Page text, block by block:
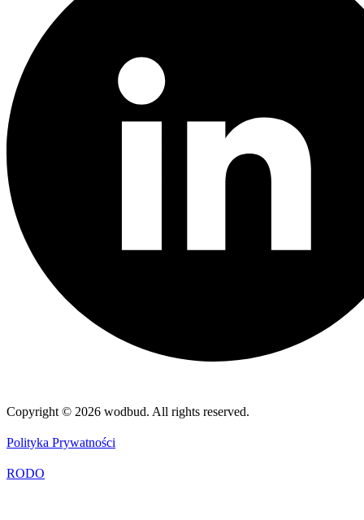
Copyright © 2026 wodbud. All rights reserved.
Polityka Prywatności
RODO